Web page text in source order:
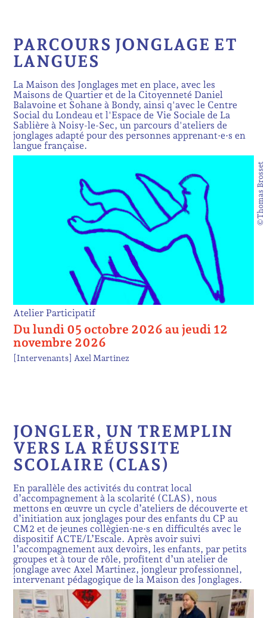
PARCOURS JONGLAGE ET
LANGUES
La Maison des Jonglages met en place, avec les
Maisons de Quartier et de la Citoyenneté Daniel
Balavoine et Sohane à Bondy, ainsi q'avec le Centre
Social du Londeau et l'Espace de Vie Sociale de La
Sablière à Noisy-le-Sec, un parcours d'ateliers de
jonglages adapté pour des personnes apprenant·e·s en
langue française.
©Thomas Brosset
Atelier Participatif
Du lundi 05 octobre 2026 au jeudi 12
novembre 2026
[Intervenants]Axel Martinez
JONGLER, UN TREMPLIN
VERS LA RÉUSSITE
SCOLAIRE (CLAS)
En parallèle des activités du contrat local
d’accompagnement à la scolarité (CLAS), nous
mettons en œuvre un cycle d’ateliers de découverte et
d’initiation aux jonglages pour des enfants du CP au
CM2 et de jeunes collègien·ne·s en difficultés avec le
dispositif ACTE/L’Escale. Après avoir suivi
l’accompagnement aux devoirs, les enfants, par petits
groupes et à tour de rôle, profitent d’un atelier de
jonglage avec Axel Martinez, jongleur professionnel,
intervenant pédagogique de la Maison des Jonglages.